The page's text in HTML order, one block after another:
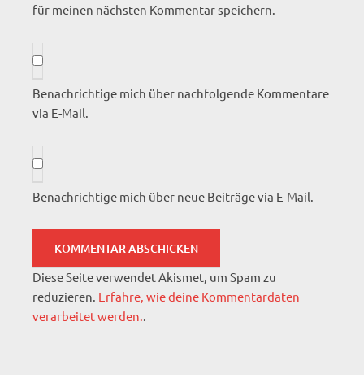
für meinen nächsten Kommentar speichern.
Benachrichtige mich über nachfolgende Kommentare
via E-Mail.
Benachrichtige mich über neue Beiträge via E-Mail.
Diese Seite verwendet Akismet, um Spam zu
reduzieren. Erfahre, wie deine Kommentardaten
verarbeitet werden..